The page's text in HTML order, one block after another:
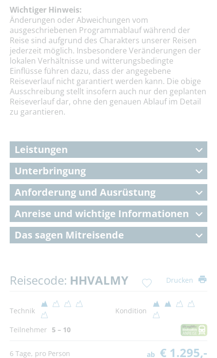
Wichtiger Hinweis:
Änderungen oder Abweichungen vom
ausgeschriebenen Programmablauf während der
Reise sind aufgrund des Charakters unserer Reisen
jederzeit möglich. Insbesondere Veränderungen der
lokalen Verhältnisse und witterungsbedingte
Einflüsse führen dazu, dass der angegebene
Reiseverlauf nicht garantiert werden kann. Die obige
Ausschreibung stellt insofern auch nur den geplanten
Reiseverlauf dar, ohne den genauen Ablauf im Detail
zu garantieren.
Leistungen
Unterbringung
Anforderung und Ausrüstung
Anreise und wichtige Informationen
Das sagen Mitreisende
Reisecode: HHVALMY Drucken
Technik Kondition
Teilnehmer 5 – 10
6 Tage, pro Person ab € 1.295,-